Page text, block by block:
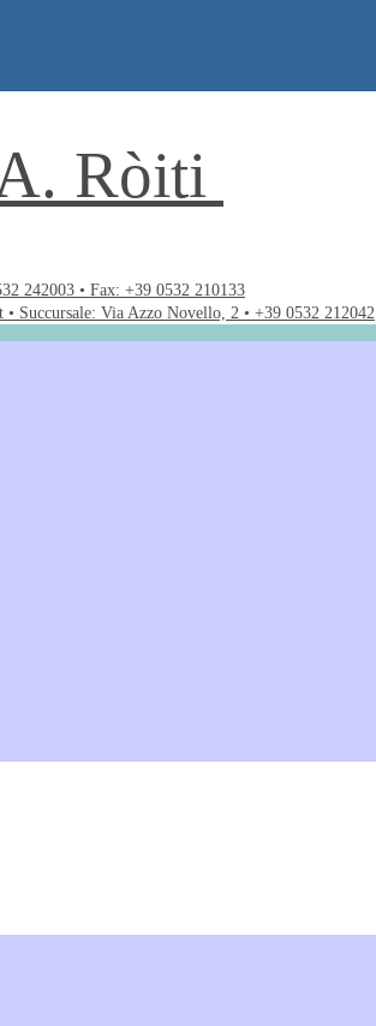
Ròiti
242003 • Fax: +39 0532 210133
Succursale: Via Azzo Novello, 2 • +39 0532 212042